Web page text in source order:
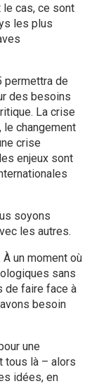
cas, ce sont
les plus
permettra de
des besoins
La crise
le changement
crise
enjeux sont
soyons
les autres.
un moment où
sans
de faire face à
besoin
une
tous là – alors
idées, en